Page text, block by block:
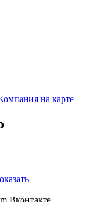
на карте
Вконтакте